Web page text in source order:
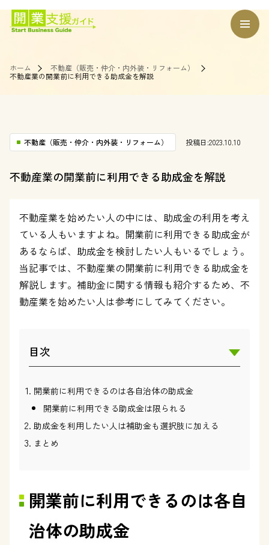
ホーム
不動産（販売・仲介・内外装・リフォーム）
不動産業の開業前に利用できる助成金を解説
不動産（販売・仲介・内外装・リフォーム） 投稿日:2023.10.10
不動産業の開業前に利用できる助成金を解説
不動産業を始めたい人の中には、助成金の利用を考え
ている人もいますよね。開業前に利用できる助成金が
あるならば、助成金を検討したい人もいるでしょう。
当記事では、不動産業の開業前に利用できる助成金を
解説します。補助金に関する情報も紹介するため、不
動産業を始めたい人は参考にしてみてください。
目次
開業前に利用できるのは各自治体の助成金
開業前に利用できる助成金は限られる
助成金を利用したい人は補助金も選択肢に加える
まとめ
開業前に利用できるのは各自
治体の助成金